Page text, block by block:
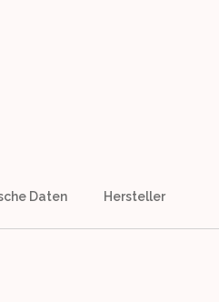
Daten Hersteller